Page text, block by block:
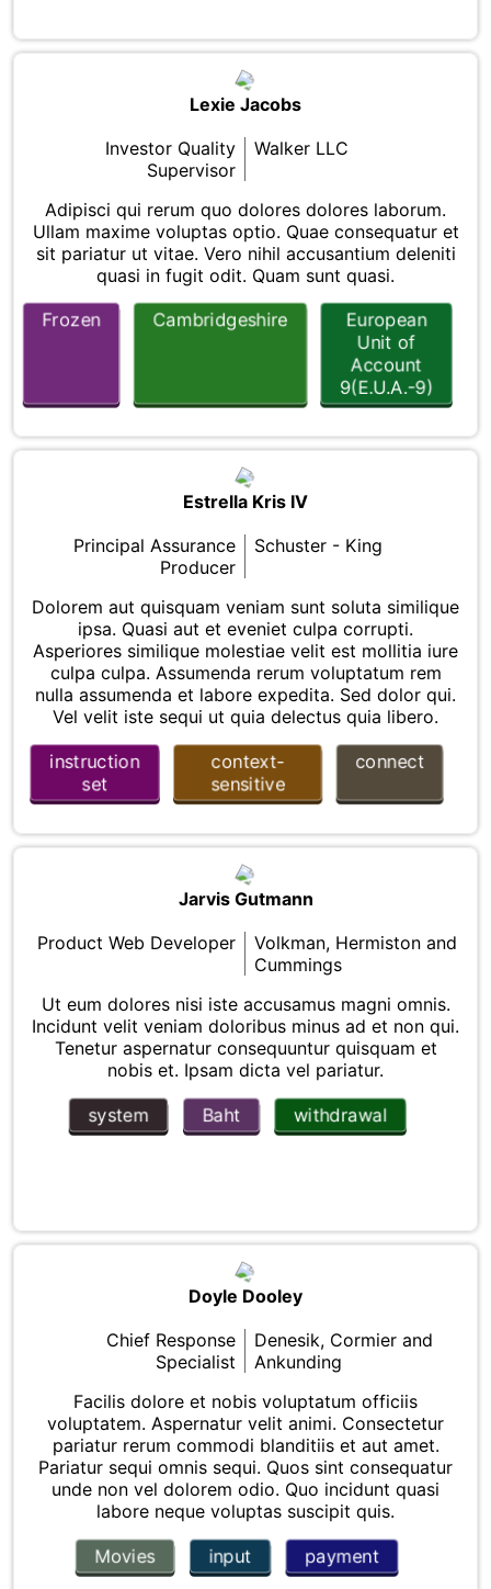
Lexie Jacobs
Investor Quality
Supervisor
Walker LLC
Adipisci qui rerum quo dolores dolores laborum.
Ullam maxime voluptas optio. Quae consequatur et
sit pariatur ut vitae. Vero nihil accusantium deleniti
quasi in fugit odit. Quam sunt quasi.
Frozen Cambridgeshire
European
Unit of
Account
9(E.U.A.-9)
Estrella Kris IV
Principal Assurance
Producer
Schuster - King
Dolorem aut quisquam veniam sunt soluta similique
ipsa. Quasi aut et eveniet culpa corrupti.
Asperiores similique molestiae velit est mollitia iure
culpa culpa. Assumenda rerum voluptatum rem
nulla assumenda et labore expedita. Sed dolor qui.
Vel velit iste sequi ut quia delectus quia libero.
instruction
set
context-
sensitive
connect
Jarvis Gutmann
Product Web Developer
Volkman, Hermiston and
Cummings
Ut eum dolores nisi iste accusamus magni omnis.
Incidunt velit veniam doloribus minus ad et non qui.
Tenetur aspernatur consequuntur quisquam et
nobis et. Ipsam dicta vel pariatur.
system Baht withdrawal
Doyle Dooley
Chief Response
Specialist
Denesik, Cormier and
Ankunding
Facilis dolore et nobis voluptatum officiis
voluptatem. Aspernatur velit animi. Consectetur
pariatur rerum commodi blanditiis et aut amet.
Pariatur sequi omnis sequi. Quos sint consequatur
unde non vel dolorem odio. Quo incidunt quasi
labore neque voluptas suscipit quis.
Movies input payment